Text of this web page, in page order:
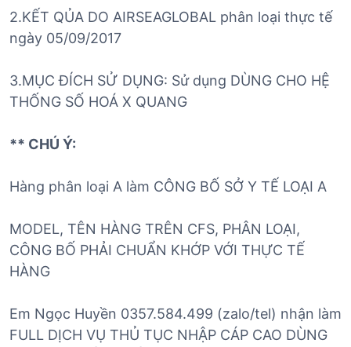
2.KẾT QỦA DO AIRSEAGLOBAL phân loại thực tế
ngày 05/09/2017
3.MỤC ĐÍCH SỬ DỤNG: Sử dụng DÙNG CHO HỆ
THỐNG SỐ HOÁ X QUANG
** CHÚ Ý:
Hàng phân loại A làm CÔNG BỐ SỞ Y TẾ LOẠI A
MODEL, TÊN HÀNG TRÊN CFS, PHÂN LOẠI,
CÔNG BỐ PHẢI CHUẨN KHỚP VỚI THỰC TẾ
HÀNG
Em Ngọc Huyền 0357.584.499 (zalo/tel) nhận làm
FULL DỊCH VỤ THỦ TỤC NHẬP CÁP CAO DÙNG